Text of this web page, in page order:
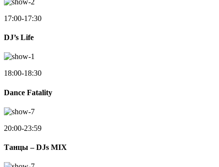
17:00-17:30
DJ’s Life
18:00-18:30
Dance Fatality
20:00-23:59
Танцы – DJs MIX